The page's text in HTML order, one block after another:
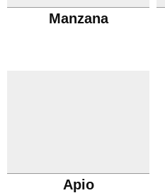
Manzana
Apio